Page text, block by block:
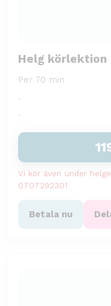
Helg körlektion
Per 70 min
.
.
Vi kör även under
0707292301
Betala nu